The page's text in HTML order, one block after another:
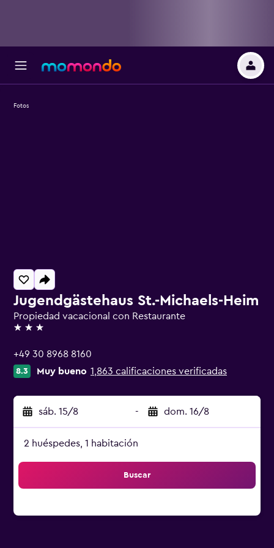
Jugendgästehaus St.-Michaels-Heim
Propiedad vacacional con Restaurante
3 estrellas
+49 30 8968 8160
8.3 Muy bueno 1,863 calificaciones verificadas
sáb. 15/8 - dom. 16/8
2 huéspedes, 1 habitación
Buscar
Fotos